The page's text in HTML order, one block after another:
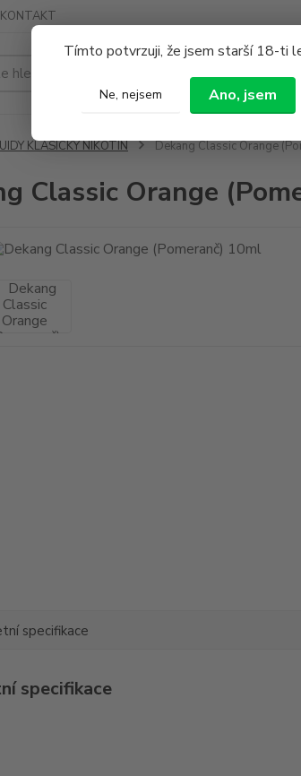
Tímto potvrzuji, že jsem starší 18-ti
Ne, nejsem Ano, jsem
KONTAKT
Hledat
KLASICKÝ NIKOTIN Dekang Classic Orange
Classic Orange
specifikace
specifikace